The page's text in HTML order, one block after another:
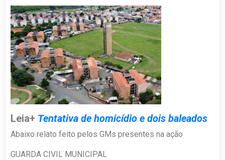
Leia+ Tentativa de homicídio e dois baleados
Abaixo relato feito pelos GMs presentes na ação
GUARDA CIVIL MUNICIPAL